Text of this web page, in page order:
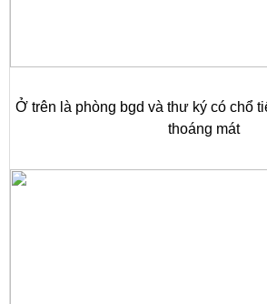
Ở trên là phòng bgd và thư ký có chổ
thoáng mát